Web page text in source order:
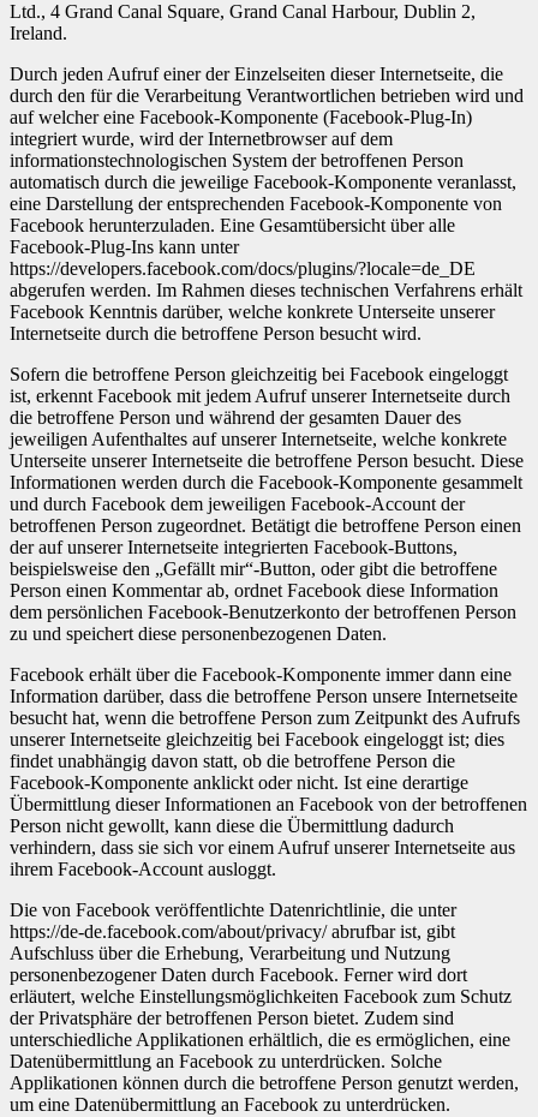
Ltd., 4 Grand Canal Square, Grand Canal Harbour, Dublin 2,
Ireland.
Durch jeden Aufruf einer der Einzelseiten dieser Internetseite, die
durch den für die Verarbeitung Verantwortlichen betrieben wird und
auf welcher eine Facebook-Komponente (Facebook-Plug-In)
integriert wurde, wird der Internetbrowser auf dem
informationstechnologischen System der betroffenen Person
automatisch durch die jeweilige Facebook-Komponente veranlasst,
eine Darstellung der entsprechenden Facebook-Komponente von
Facebook herunterzuladen. Eine Gesamtübersicht über alle
Facebook-Plug-Ins kann unter
https://developers.facebook.com/docs/plugins/?locale=de_DE
abgerufen werden. Im Rahmen dieses technischen Verfahrens erhält
Facebook Kenntnis darüber, welche konkrete Unterseite unserer
Internetseite durch die betroffene Person besucht wird.
Sofern die betroffene Person gleichzeitig bei Facebook eingeloggt
ist, erkennt Facebook mit jedem Aufruf unserer Internetseite durch
die betroffene Person und während der gesamten Dauer des
jeweiligen Aufenthaltes auf unserer Internetseite, welche konkrete
Unterseite unserer Internetseite die betroffene Person besucht. Diese
Informationen werden durch die Facebook-Komponente gesammelt
und durch Facebook dem jeweiligen Facebook-Account der
betroffenen Person zugeordnet. Betätigt die betroffene Person einen
der auf unserer Internetseite integrierten Facebook-Buttons,
beispielsweise den „Gefällt mir“-Button, oder gibt die betroffene
Person einen Kommentar ab, ordnet Facebook diese Information
dem persönlichen Facebook-Benutzerkonto der betroffenen Person
zu und speichert diese personenbezogenen Daten.
Facebook erhält über die Facebook-Komponente immer dann eine
Information darüber, dass die betroffene Person unsere Internetseite
besucht hat, wenn die betroffene Person zum Zeitpunkt des Aufrufs
unserer Internetseite gleichzeitig bei Facebook eingeloggt ist; dies
findet unabhängig davon statt, ob die betroffene Person die
Facebook-Komponente anklickt oder nicht. Ist eine derartige
Übermittlung dieser Informationen an Facebook von der betroffenen
Person nicht gewollt, kann diese die Übermittlung dadurch
verhindern, dass sie sich vor einem Aufruf unserer Internetseite aus
ihrem Facebook-Account ausloggt.
Die von Facebook veröffentlichte Datenrichtlinie, die unter
https://de-de.facebook.com/about/privacy/ abrufbar ist, gibt
Aufschluss über die Erhebung, Verarbeitung und Nutzung
personenbezogener Daten durch Facebook. Ferner wird dort
erläutert, welche Einstellungsmöglichkeiten Facebook zum Schutz
der Privatsphäre der betroffenen Person bietet. Zudem sind
unterschiedliche Applikationen erhältlich, die es ermöglichen, eine
Datenübermittlung an Facebook zu unterdrücken. Solche
Applikationen können durch die betroffene Person genutzt werden,
um eine Datenübermittlung an Facebook zu unterdrücken.